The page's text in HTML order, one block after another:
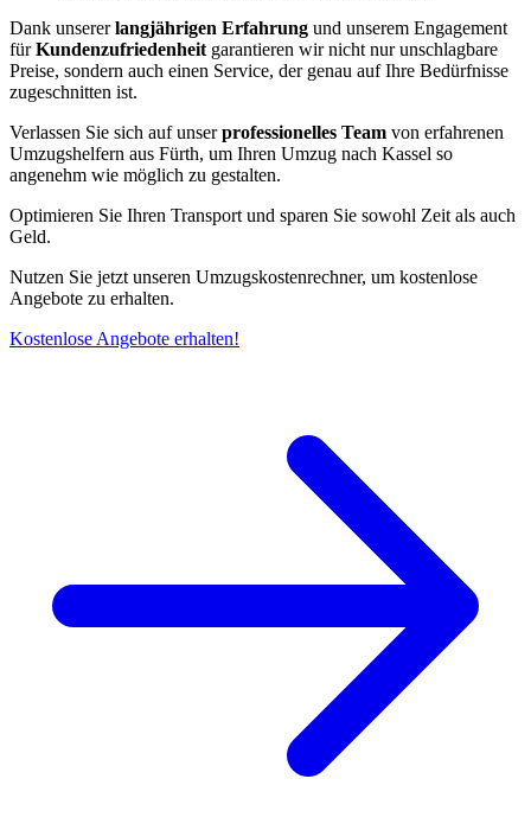
Dank unsererlangjährigen Erfahrung und unserem Engagement
fürKundenzufriedenheit garantieren wir nicht nur unschlagbare
Preise, sondern auch einen Service, der genau auf Ihre Bedürfnisse
zugeschnitten ist.
Verlassen Sie sich auf unserprofessionelles Team von erfahrenen
Umzugshelfern aus Fürth, um Ihren Umzug nach Kassel so
angenehm wie möglich zu gestalten.
Optimieren Sie Ihren Transport und sparen Sie sowohl Zeit als auch
Geld.
Nutzen Sie jetzt unseren Umzugskostenrechner, um kostenlose
Angebote zu erhalten.
Kostenlose Angebote erhalten!